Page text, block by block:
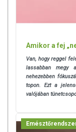
Amikor a fej
Van, hogy reggel
lassabban megy
nehezebben
topon. Ezt a
valójában